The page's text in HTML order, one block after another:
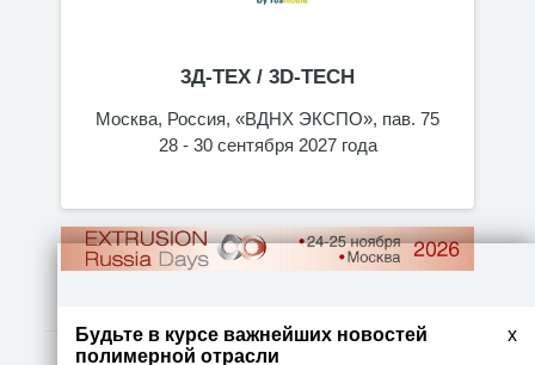
3Д-ТЕХ / 3D-TECH
Москва, Россия, «ВДНХ ЭКСПО», пав. 75
28 - 30 сентября 2027 года
x
Будьте в курсе важнейших новостей
полимерной отрасли